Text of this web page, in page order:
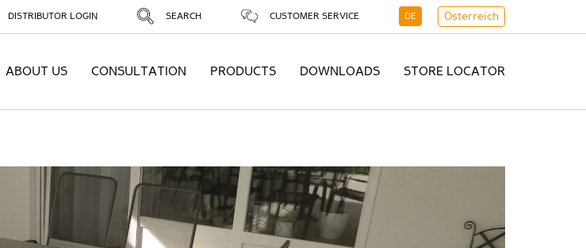
DISTRIBUTOR LOGIN SEARCH CUSTOMER SERVICE DE Österreich
ABOUT US CONSULTATION PRODUCTS DOWNLOADS STORE LOCATOR